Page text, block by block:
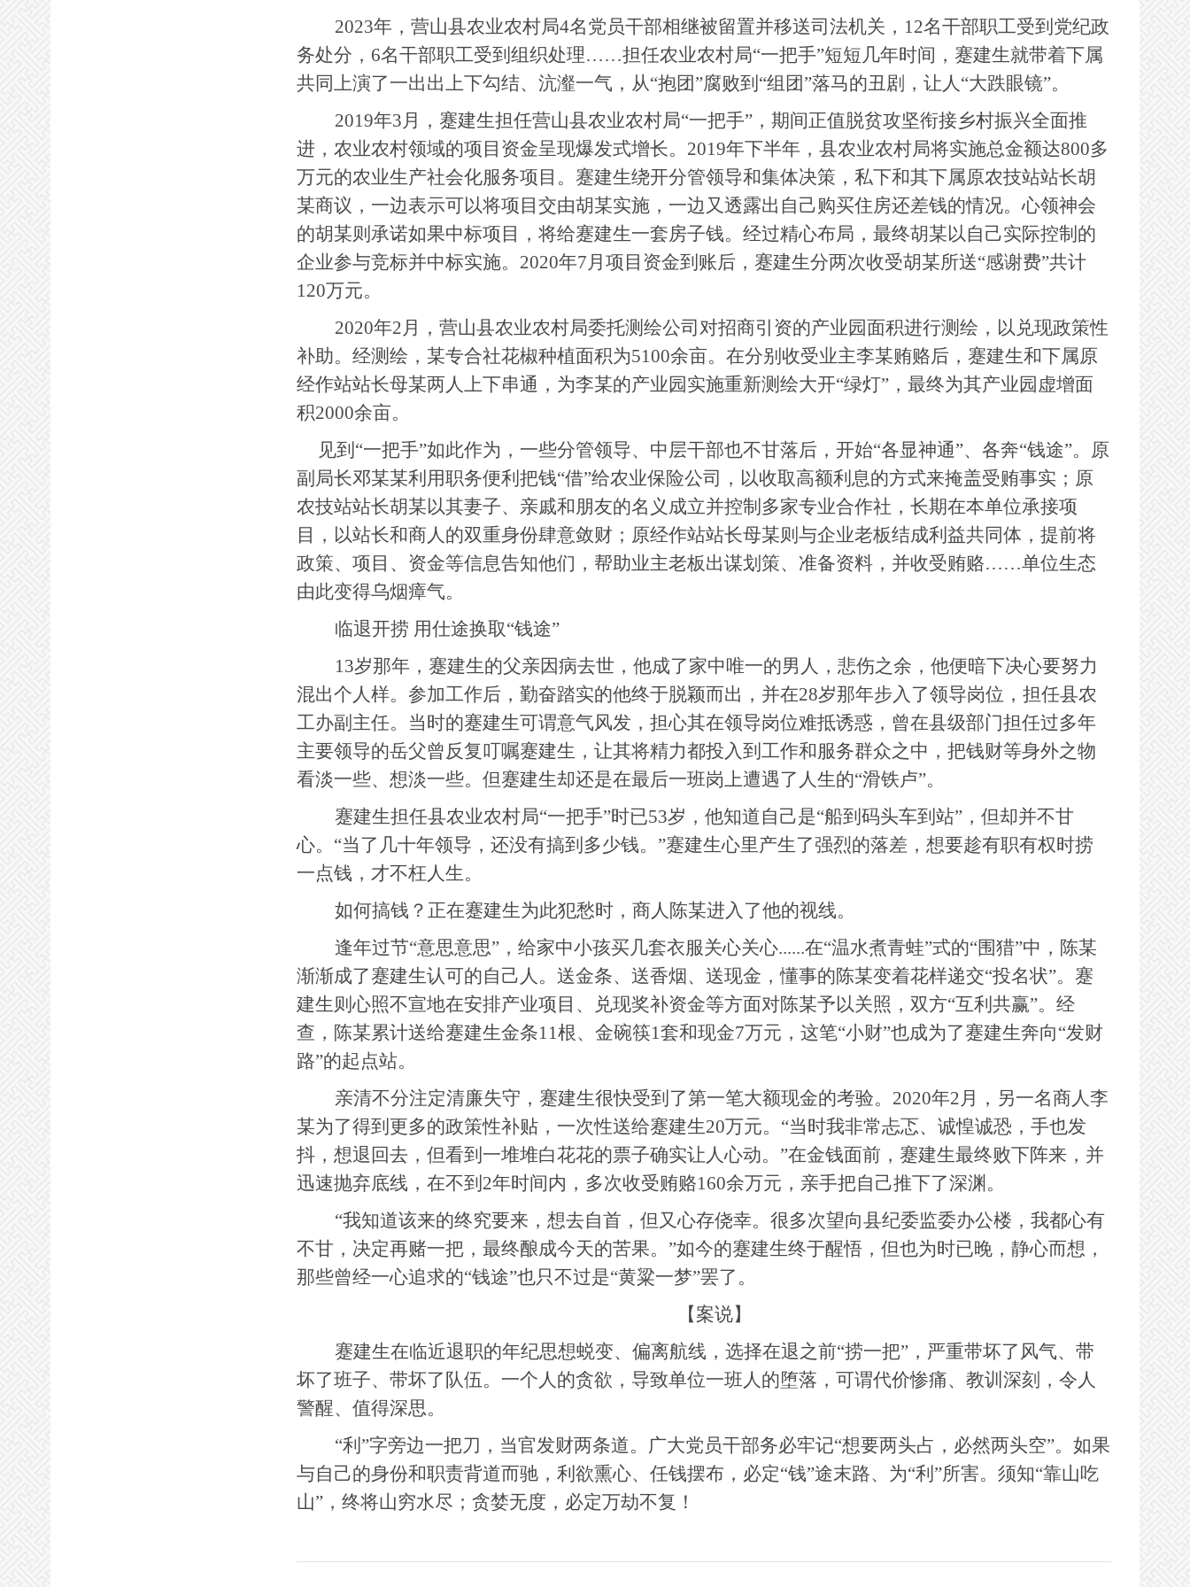
2023年，营山县农业农村局4名党员干部相继被留置并移送司法机关，12名干部职工受到党纪政
务处分，6名干部职工受到组织处理……担任农业农村局“一把手”短短几年时间，蹇建生就带着下属
共同上演了一出出上下勾结、沆瀣一气，从“抱团”腐败到“组团”落马的丑剧，让人“大跌眼镜”。
2019年3月，蹇建生担任营山县农业农村局“一把手”，期间正值脱贫攻坚衔接乡村振兴全面推
进，农业农村领域的项目资金呈现爆发式增长。2019年下半年，县农业农村局将实施总金额达800多
万元的农业生产社会化服务项目。蹇建生绕开分管领导和集体决策，私下和其下属原农技站站长胡
某商议，一边表示可以将项目交由胡某实施，一边又透露出自己购买住房还差钱的情况。心领神会
的胡某则承诺如果中标项目，将给蹇建生一套房子钱。经过精心布局，最终胡某以自己实际控制的
企业参与竞标并中标实施。2020年7月项目资金到账后，蹇建生分两次收受胡某所送“感谢费”共计
120万元。
2020年2月，营山县农业农村局委托测绘公司对招商引资的产业园面积进行测绘，以兑现政策性
补助。经测绘，某专合社花椒种植面积为5100余亩。在分别收受业主李某贿赂后，蹇建生和下属原
经作站站长母某两人上下串通，为李某的产业园实施重新测绘大开“绿灯”，最终为其产业园虚增面
积2000余亩。
见到“一把手”如此作为，一些分管领导、中层干部也不甘落后，开始“各显神通”、各奔“钱途”。原
副局长邓某某利用职务便利把钱“借”给农业保险公司，以收取高额利息的方式来掩盖受贿事实；原
农技站站长胡某以其妻子、亲戚和朋友的名义成立并控制多家专业合作社，长期在本单位承接项
目，以站长和商人的双重身份肆意敛财；原经作站站长母某则与企业老板结成利益共同体，提前将
政策、项目、资金等信息告知他们，帮助业主老板出谋划策、准备资料，并收受贿赂……单位生态
由此变得乌烟瘴气。
临退开捞 用仕途换取“钱途”
13岁那年，蹇建生的父亲因病去世，他成了家中唯一的男人，悲伤之余，他便暗下决心要努力
混出个人样。参加工作后，勤奋踏实的他终于脱颖而出，并在28岁那年步入了领导岗位，担任县农
工办副主任。当时的蹇建生可谓意气风发，担心其在领导岗位难抵诱惑，曾在县级部门担任过多年
主要领导的岳父曾反复叮嘱蹇建生，让其将精力都投入到工作和服务群众之中，把钱财等身外之物
看淡一些、想淡一些。但蹇建生却还是在最后一班岗上遭遇了人生的“滑铁卢”。
蹇建生担任县农业农村局“一把手”时已53岁，他知道自己是“船到码头车到站”，但却并不甘
心。“当了几十年领导，还没有搞到多少钱。”蹇建生心里产生了强烈的落差，想要趁有职有权时捞
一点钱，才不枉人生。
如何搞钱？正在蹇建生为此犯愁时，商人陈某进入了他的视线。
逢年过节“意思意思”，给家中小孩买几套衣服关心关心......在“温水煮青蛙”式的“围猎”中，陈某
渐渐成了蹇建生认可的自己人。送金条、送香烟、送现金，懂事的陈某变着花样递交“投名状”。蹇
建生则心照不宣地在安排产业项目、兑现奖补资金等方面对陈某予以关照，双方“互利共赢”。经
查，陈某累计送给蹇建生金条11根、金碗筷1套和现金7万元，这笔“小财”也成为了蹇建生奔向“发财
路”的起点站。
亲清不分注定清廉失守，蹇建生很快受到了第一笔大额现金的考验。2020年2月，另一名商人李
某为了得到更多的政策性补贴，一次性送给蹇建生20万元。“当时我非常忐忑、诚惶诚恐，手也发
抖，想退回去，但看到一堆堆白花花的票子确实让人心动。”在金钱面前，蹇建生最终败下阵来，并
迅速抛弃底线，在不到2年时间内，多次收受贿赂160余万元，亲手把自己推下了深渊。
“我知道该来的终究要来，想去自首，但又心存侥幸。很多次望向县纪委监委办公楼，我都心有
不甘，决定再赌一把，最终酿成今天的苦果。”如今的蹇建生终于醒悟，但也为时已晚，静心而想，
那些曾经一心追求的“钱途”也只不过是“黄粱一梦”罢了。
【案说】
蹇建生在临近退职的年纪思想蜕变、偏离航线，选择在退之前“捞一把”，严重带坏了风气、带
坏了班子、带坏了队伍。一个人的贪欲，导致单位一班人的堕落，可谓代价惨痛、教训深刻，令人
警醒、值得深思。
“利”字旁边一把刀，当官发财两条道。广大党员干部务必牢记“想要两头占，必然两头空”。如果
与自己的身份和职责背道而驰，利欲熏心、任钱摆布，必定“钱”途末路、为“利”所害。须知“靠山吃
山”，终将山穷水尽；贪婪无度，必定万劫不复！